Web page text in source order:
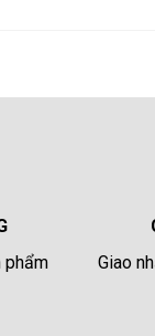
phẩm
Giao